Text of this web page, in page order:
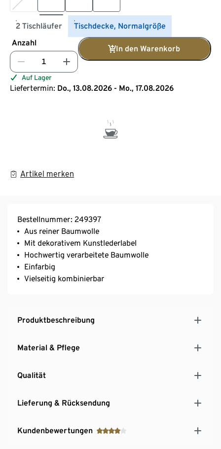
2 Tischläufer
Tischdecke, Normalgröße
Anzahl
In den Warenkorb
Auf Lager
Liefertermin: Do., 13.08.2026 - Mo., 17.08.2026
Artikel merken
Bestellnummer: 249397
Aus reiner Baumwolle
Mit dekorativem Kunstlederlabel
Hochwertig verarbeitete Baumwolle
Einfarbig
Vielseitig kombinierbar
Produktbeschreibung
Material & Pflege
Qualität
Lieferung & Rücksendung
Kundenbewertungen